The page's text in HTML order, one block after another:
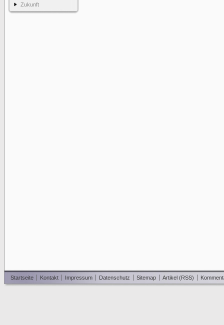
Zukunft
Startseite Kontakt Impressum Datenschutz Sitemap Artikel (RSS)